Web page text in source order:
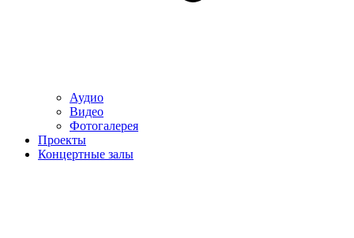
Аудио
Видео
Фотогалерея
Проекты
Концертные залы